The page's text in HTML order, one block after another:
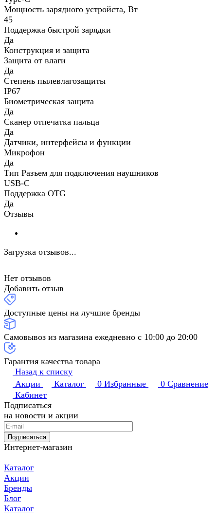
Мощность зарядного устройста, Вт
45
Поддержка быстрой зарядки
Да
Конструкция и защита
Защита от влаги
Да
Степень пылевлагозащиты
IP67
Биометрическая защита
Да
Сканер отпечатка пальца
Да
Датчики, интерфейсы и функции
Микрофон
Да
Тип Разъем для подключения наушников
USB-C
Поддержка OTG
Да
Отзывы
Загрузка отзывов...
Нет отзывов
Добавить отзыв
Доступные цены на лучшие бренды
Самовывоз из магазина ежедневно с 10:00 до 20:00
Гарантия качества товара
Назад к списку
Акции
Каталог 0 Избранные 0 Сравнение
Кабинет
Подписаться
на новости и акции
Подписаться
Интернет-магазин
Каталог
Акции
Бренды
Блог
Каталог